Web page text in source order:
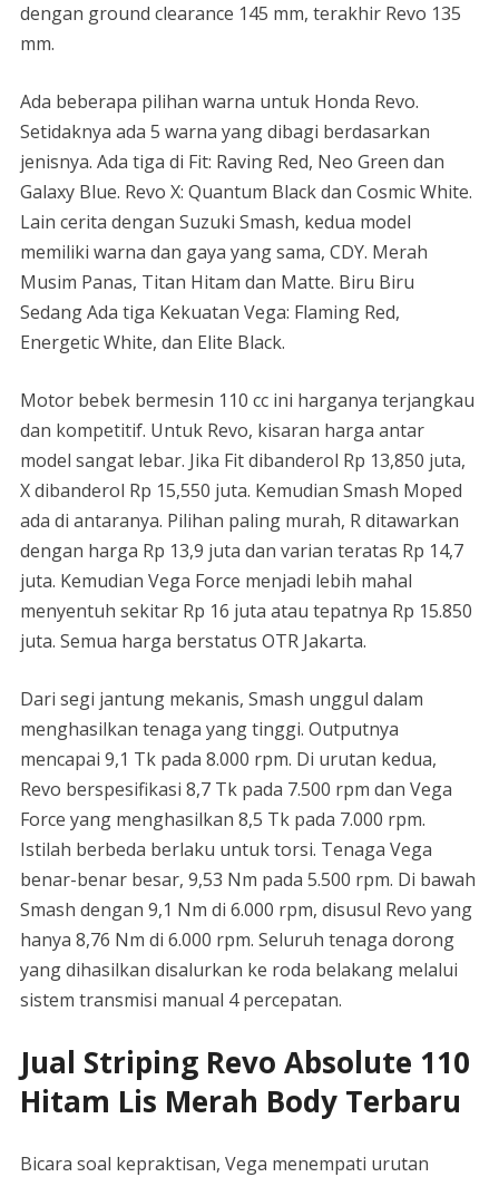
dengan ground clearance 145 mm, terakhir Revo 135
mm.
Ada beberapa pilihan warna untuk Honda Revo.
Setidaknya ada 5 warna yang dibagi berdasarkan
jenisnya. Ada tiga di Fit: Raving Red, Neo Green dan
Galaxy Blue. Revo X: Quantum Black dan Cosmic White.
Lain cerita dengan Suzuki Smash, kedua model
memiliki warna dan gaya yang sama, CDY. Merah
Musim Panas, Titan Hitam dan Matte. Biru Biru
Sedang Ada tiga Kekuatan Vega: Flaming Red,
Energetic White, dan Elite Black.
Motor bebek bermesin 110 cc ini harganya terjangkau
dan kompetitif. Untuk Revo, kisaran harga antar
model sangat lebar. Jika Fit dibanderol Rp 13,850 juta,
X dibanderol Rp 15,550 juta. Kemudian Smash Moped
ada di antaranya. Pilihan paling murah, R ditawarkan
dengan harga Rp 13,9 juta dan varian teratas Rp 14,7
juta. Kemudian Vega Force menjadi lebih mahal
menyentuh sekitar Rp 16 juta atau tepatnya Rp 15.850
juta. Semua harga berstatus OTR Jakarta.
Dari segi jantung mekanis, Smash unggul dalam
menghasilkan tenaga yang tinggi. Outputnya
mencapai 9,1 Tk pada 8.000 rpm. Di urutan kedua,
Revo berspesifikasi 8,7 Tk pada 7.500 rpm dan Vega
Force yang menghasilkan 8,5 Tk pada 7.000 rpm.
Istilah berbeda berlaku untuk torsi. Tenaga Vega
benar-benar besar, 9,53 Nm pada 5.500 rpm. Di bawah
Smash dengan 9,1 Nm di 6.000 rpm, disusul Revo yang
hanya 8,76 Nm di 6.000 rpm. Seluruh tenaga dorong
yang dihasilkan disalurkan ke roda belakang melalui
sistem transmisi manual 4 percepatan.
Jual Striping Revo Absolute 110
Hitam Lis Merah Body Terbaru
Bicara soal kepraktisan, Vega menempati urutan